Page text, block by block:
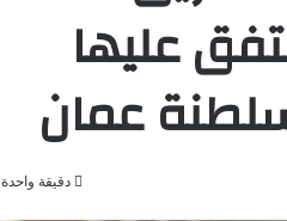
عليها
عمان
دقيقة واحدة